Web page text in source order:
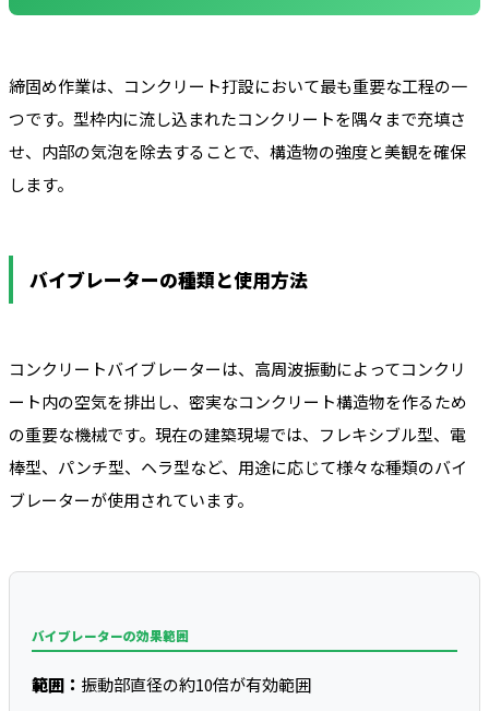
締固め作業は、コンクリート打設において最も重要な工程の一
つです。型枠内に流し込まれたコンクリートを隅々まで充填さ
せ、内部の気泡を除去することで、構造物の強度と美観を確保
します。
バイブレーターの種類と使用方法
コンクリートバイブレーターは、高周波振動によってコンクリ
ート内の空気を排出し、密実なコンクリート構造物を作るため
の重要な機械です。現在の建築現場では、フレキシブル型、電
棒型、パンチ型、ヘラ型など、用途に応じて様々な種類のバイ
ブレーターが使用されています。
バイブレーターの効果範囲
範囲： 振動部直径の約10倍が有効範囲